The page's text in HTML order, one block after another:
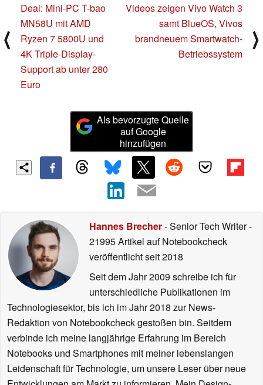
⟨
Deal: Mini-PC T-bao
MN58U mit AMD
Ryzen 7 5800U und
4K Triple-Display-
Support ab unter 280
Euro
Videos zeigen Vivo Watch 3
samt BlueOS, Vivos
brandneuem Smartwatch-
Betriebssystem
⟩
Als bevorzugte Quelle
auf Google
hinzufügen
Hannes Brecher- Senior Tech Writer-
21995 Artikel auf Notebookcheck
veröffentlichtseit 2018
Seit dem Jahr 2009 schreibe ich für
unterschiedliche Publikationen im
Technologiesektor, bis ich im Jahr 2018 zur News-
Redaktion von Notebookcheck gestoßen bin. Seitdem
verbinde ich meine langjährige Erfahrung im Bereich
Notebooks und Smartphones mit meiner lebenslangen
Leidenschaft für Technologie, um unsere Leser über neue